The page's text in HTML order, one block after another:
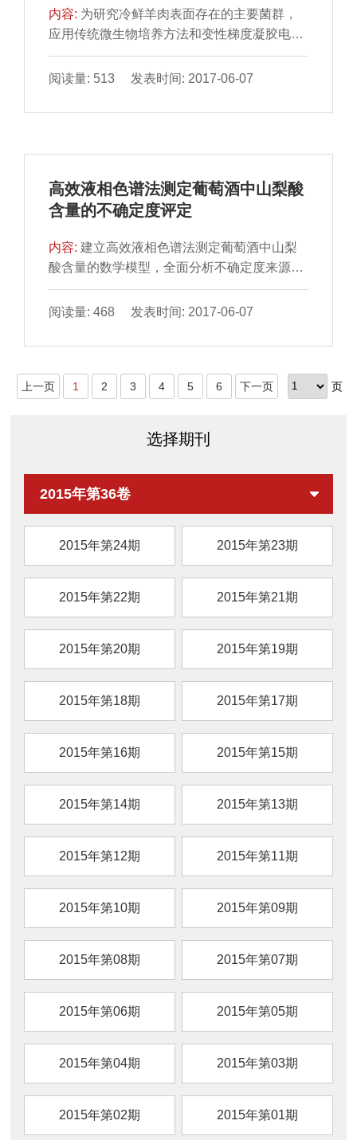
内容: 为研究冷鲜羊肉表面存在的主要菌群，
应用传统微生物培养方法和变性梯度凝胶电泳
方法，探讨冷鲜羊肉在4 ℃条件下的贮藏期以
及这期间其表面的主要优势菌。结果表明，随
加，当贮藏第7天时，菌落总数达到1.4×106
性梯度凝胶电泳图谱进行切胶回收测序后表
（Pseudomonas）、热死环丝菌
（Brochothrixsp.）、乳酸杆菌（Lactobacillus
阅读量: 513 发表时间: 2017-06-07
高效液相色谱法测定葡萄酒中山梨酸
含量的不确定度评定
内容:建立高效液相色谱法测定葡萄酒中山梨
酸含量的数学模型，全面分析不确定度来源并
进行评估计算。影响测量结果不确定度的因素
主要有标准曲线配制所使用量具的校准及样品
含量测定结果可表示为（70.4±2.7）mg/kg，
阅读量: 468 发表时间: 2017-06-07
上一页 1 2 3 4 5 6 下一页 页
选择期刊
2015年第36卷
2015年第24期 2015年第23期
2015年第22期 2015年第21期
2015年第20期 2015年第19期
2015年第18期 2015年第17期
2015年第16期 2015年第15期
2015年第14期 2015年第13期
2015年第12期 2015年第11期
2015年第10期 2015年第09期
2015年第08期 2015年第07期
2015年第06期 2015年第05期
2015年第04期 2015年第03期
2015年第02期 2015年第01期